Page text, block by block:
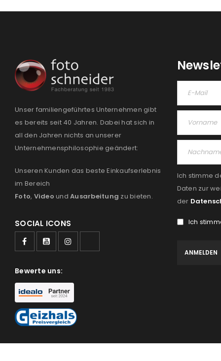
Unser familiengeführtes Unternehmen gibt
es bereits seit 40 Jahren. Dabei hat sich in
all den Jahren nichts an unserer
Unternehmensphilosophie geändert:
Unseren Kunden das beste Einkaufserlebnis
im Bereich
Foto, Video und Ausarbeitung zu bieten.
SOCIAL ICONS
Bewerte uns:
Ich stimme
Daten zur
der
Ich